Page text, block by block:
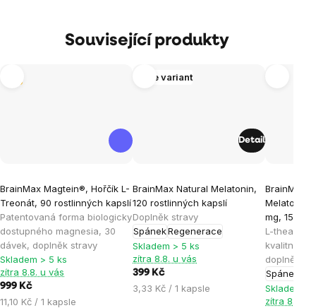
Související produkty
BrainMax Magtein®, Hořčík L-
Treonát, 90 rostlinných kapslí
Patentovaná forma biologicky
dostupného magnesia, 30
dávek, doplněk stravy
hodnocení
produktu
je
5,0
z
5
hvězdiček.
Skladem > 5 ks
zítra 8.8. u vás
999 Kč
Měrná
11,10 Kč / 1 kapsle
Více variant
BrainMax Natural MeIatonin,
120 rostlinných kapslí
Doplněk stravy
SpánekRegenerace
hodnocení
produktu
je
4,5
z
5
hvězdiček.
Skladem > 5 ks
zítra 8.8. u vás
399 Kč
Měrná
3,33 Kč / 1 kapsle
Detail
BrainMax
Melatonin,
mg, 150 ml
L-theanine
kvalitní
doplněk
Spánek
produktu
je
5,0
z
5
Skladem >
zítra 8.8. u